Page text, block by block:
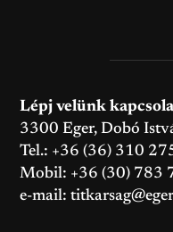
Lépj velünk
3300 Eger, Dobó
Tel.: +36 (36) 310
Mobil: +36 (30) 783
e-mail: